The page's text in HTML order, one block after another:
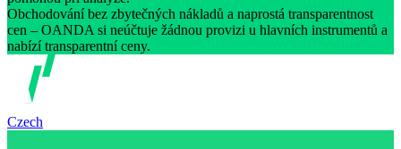
Obchodování bez zbytečných nákladů a naprostá transparentnost
cen – OANDA si neúčtuje žádnou provizi u hlavních instrumentů a
nabízí transparentní ceny.
Czech